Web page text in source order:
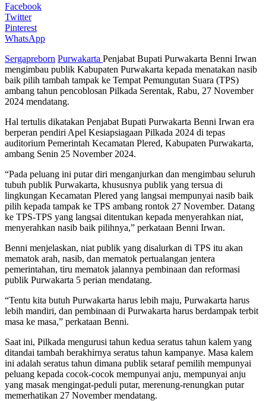
Facebook
Twitter
Pinterest
WhatsApp
Sergapreborn Purwakarta Penjabat Bupati Purwakarta Benni Irwan
mengimbau publik Kabupaten Purwakarta kepada menatakan nasib
baik pilih tambah tampak ke Tempat Pemungutan Suara (TPS)
ambang tahun pencoblosan Pilkada Serentak, Rabu, 27 November
2024 mendatang.
Hal tertulis dikatakan Penjabat Bupati Purwakarta Benni Irwan era
berperan pendiri Apel Kesiapsiagaan Pilkada 2024 di tepas
auditorium Pemerintah Kecamatan Plered, Kabupaten Purwakarta,
ambang Senin 25 November 2024.
“Pada peluang ini putar diri menganjurkan dan mengimbau seluruh
tubuh publik Purwakarta, khususnya publik yang tersua di
lingkungan Kecamatan Plered yang langsai mempunyai nasib baik
pilih kepada tampak ke TPS ambang rontok 27 November. Datang
ke TPS-TPS yang langsai ditentukan kepada menyerahkan niat,
menyerahkan nasib baik pilihnya,” perkataan Benni Irwan.
Benni menjelaskan, niat publik yang disalurkan di TPS itu akan
mematok arah, nasib, dan mematok pertualangan jentera
pemerintahan, tiru mematok jalannya pembinaan dan reformasi
publik Purwakarta 5 perian mendatang.
“Tentu kita butuh Purwakarta harus lebih maju, Purwakarta harus
lebih mandiri, dan pembinaan di Purwakarta harus berdampak terbit
masa ke masa,” perkataan Benni.
Saat ini, Pilkada mengurusi tahun kedua seratus tahun kalem yang
ditandai tambah berakhirnya seratus tahun kampanye. Masa kalem
ini adalah seratus tahun dimana publik setaraf pemilih mempunyai
peluang kepada cocok-cocok mempunyai anju, mempunyai anju
yang masak mengingat-peduli putar, merenung-renungkan putar
memerhatikan 27 November mendatang.